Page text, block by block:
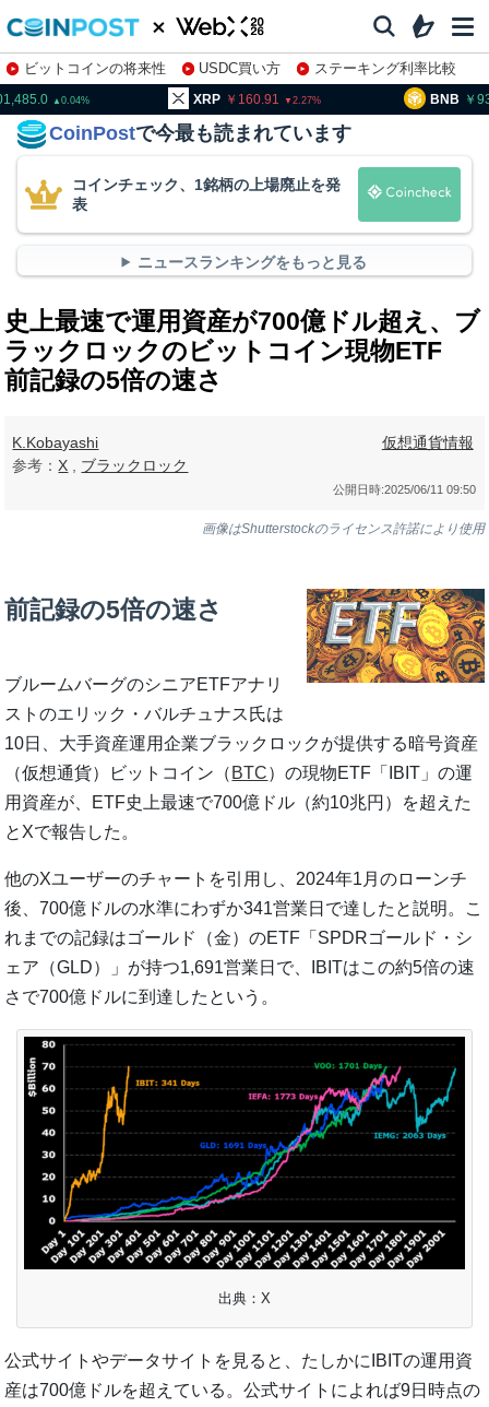
ビットコインの将来性 USDC買い方
ステーキング利率比較
株特集・関連銘柄
0.04 XRP 160.91 2.27 BNB
CoinPostで今最も読まれています
コインチェック、1銘柄の上場廃止を発
表
ニュースランキングをもっと見る
史上最速で運用資産が700億ドル超え、ブ
ラックロックのビットコイン現物ETF
前記録の5倍の速さ
K.Kobayashi
参考： X ブラックロック
仮想通貨情報
公開日時:2025/06/11 09:50
画像はShutterstockのライセンス許諾により使用
前記録の5倍の速さ
ブルームバーグのシニアETFアナリ
ストのエリック・バルチュナス氏は
10日、大手資産運用企業ブラックロックが提供する暗号資産
（仮想通貨）ビットコイン（ BTC）の現物ETF「IBIT」の運
用資産が、ETF史上最速で700億ドル（約10兆円）を超えた
とXで報告した。
他のXユーザーのチャートを引用し、2024年1月のローンチ
後、700億ドルの水準にわずか341営業日で達したと説明。こ
れまでの記録はゴールド（金）のETF「SPDRゴールド・シ
ェア（GLD）」が持つ1,691営業日で、IBITはこの約5倍の速
さで700億ドルに到達したという。
出典：X
公式サイトやデータサイトを見ると、たしかにIBITの運用資
産は700億ドルを超えている。公式サイトによれば9日時点の